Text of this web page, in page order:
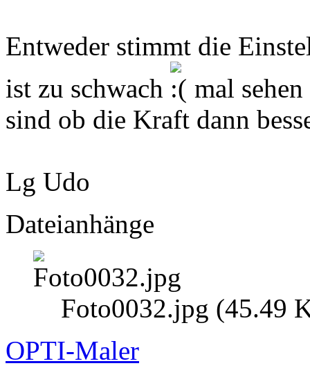
Entweder stimmt die
ist zu schwach
mal
sind ob die Kraft dann
Lg Udo
Dateianhänge
Foto0032.jpg (45.49
OPTI-Maler